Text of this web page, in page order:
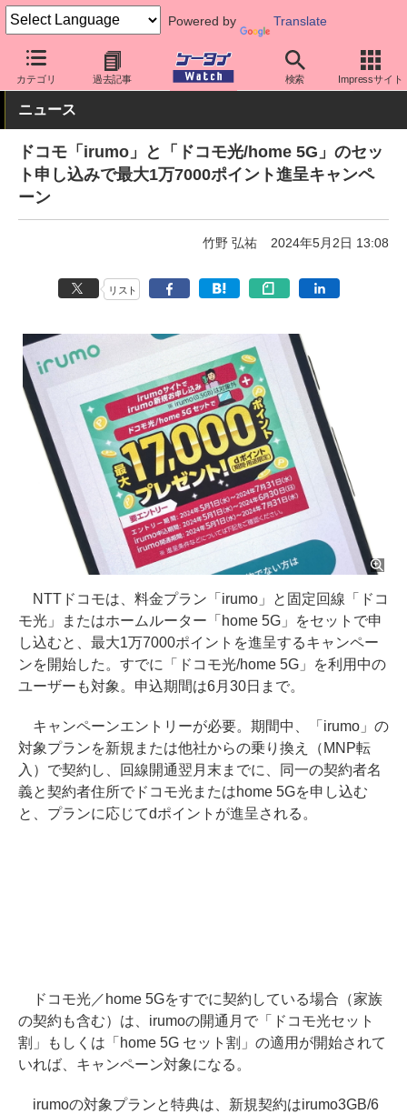
Powered by Translate
カテゴリ 過去記事 検索 Impressサイト
ケータイ Watch キャリア ドコモ 料金プラン・割引
ニュース
ドコモ「irumo」と「ドコモ光/home 5G」のセッ
ト申し込みで最大1万7000ポイント進呈キャンペ
ーン
竹野 弘祐 2024年5月2日 13:08
リスト
NTTドコモは、料金プラン「irumo」と固定回線「ドコ
モ光」またはホームルーター「home 5G」をセットで申
し込むと、最大1万7000ポイントを進呈するキャンペー
ンを開始した。すでに「ドコモ光/home 5G」を利用中の
ユーザーも対象。申込期間は6月30日まで。
キャンペーンエントリーが必要。期間中、「irumo」の
対象プランを新規または他社からの乗り換え（MNP転
入）で契約し、回線開通翌月末までに、同一の契約者名
義と契約者住所でドコモ光またはhome 5Gを申し込む
と、プランに応じてdポイントが進呈される。
ドコモ光／home 5Gをすでに契約している場合（家族
の契約も含む）は、irumoの開通月で「ドコモ光セット
割」もしくは「home 5G セット割」の適用が開始されて
いれば、キャンペーン対象になる。
irumoの対象プランと特典は、新規契約はirumo3GB/6